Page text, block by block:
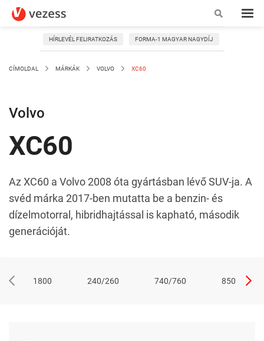
HÍRLEVÉL FELIRATKOZÁS FORMA-1 MAGYAR NAGYDÍJ
CÍMOLDAL MÁRKÁK VOLVO XC60
Volvo
XC60
Az XC60 a Volvo 2008 óta gyártásban lévő SUV-ja. A
svéd márka 2017-ben mutatta be a benzin- és
dízelmotorral, hibridhajtással is kapható, második
generációját.
1800 240/260 740/760 850